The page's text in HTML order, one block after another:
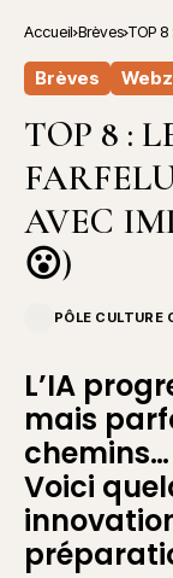
Accueil Brèves TOP 8
Brèves
TOP 8 :
AVEC
😮)
PÔLE CULTURE
L’IA
mais
Voici